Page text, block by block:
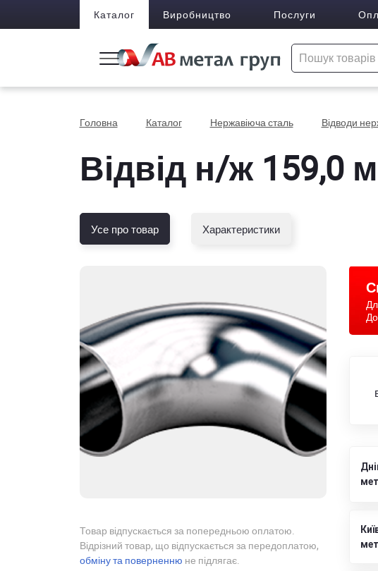
Каталог Виробництво Послуги
Головна Каталог Нержавіюча сталь Відводи
Відвід н/ж 159,0
Усе про товар Характеристики
Товар відпускається за попередньою оплатою.
Відрізний товар, що відпускається за передоплатою,
обміну та поверненню не підлягає.